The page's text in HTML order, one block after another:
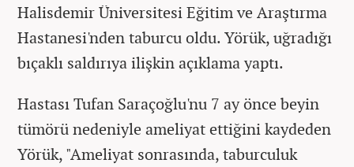
Halisdemir Üniversitesi Eğitim ve Araştırma
Hastanesi'nden taburcu oldu. Yörük, uğradığı
bıçaklı saldırıya ilişkin açıklama yaptı.
Hastası Tufan Saraçoğlu'nu 7 ay önce beyin
tümörü nedeniyle ameliyat ettiğini kaydeden
Yörük, "Ameliyat sonrasında, taburculuk